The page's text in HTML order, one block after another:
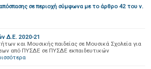
σε περιοχή σύμφωνα με το άρθρο 42 του ν.
Δ.Ε. 2020-21
και Μουσικής παιδείας σε Μουσικά Σχολεία για
από ΠΥΣΔΕ σε ΠΥΣΔΕ εκπαιδευτικών